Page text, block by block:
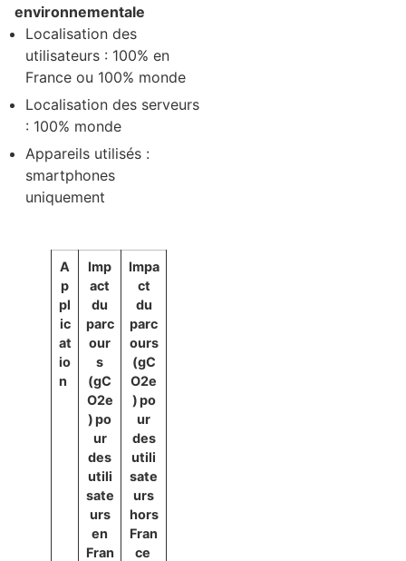
environnementale
Localisation des
utilisateurs : 100% en
France ou 100% monde
Localisation des serveurs
: 100% monde
Appareils utilisés :
smartphones
uniquement
A
p
pl
ic
at
io
n
Imp
act
du
parc
our
s
(gC
O2e
) po
ur
des
utili
sate
urs
en
Fran
Impa
ct
du
parc
ours
(gC
O2e
) po
ur
des
utili
sate
urs
hors
Fran
ce